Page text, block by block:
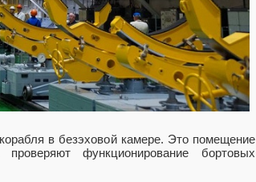
в безэховой камере. Это помещение
функционирование бортовых